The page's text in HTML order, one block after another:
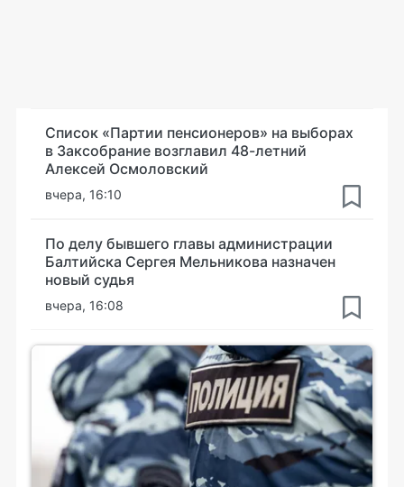
Список «Партии пенсионеров» на выборах
в Заксобрание возглавил 48-летний
Алексей Осмоловский
вчера, 16:10
По делу бывшего главы администрации
Балтийска Сергея Мельникова назначен
новый судья
вчера, 16:08